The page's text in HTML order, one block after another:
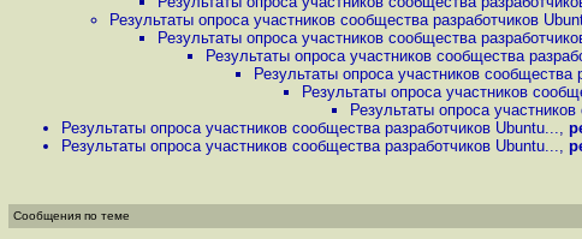
Результаты опроса участников сообщества разработчиков
Результаты опроса участников сообщества
Результаты опроса участников сообщества
Результаты опроса участников сообщества
Результаты опроса участников
Результаты опроса
Результаты опроса участников сообщества разработчиков Ubuntu...,
Результаты опроса участников сообщества разработчиков Ubuntu...,
Сообщения по теме